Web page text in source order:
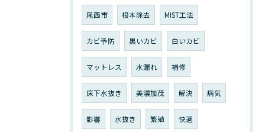
尾西市 根本除去 MIST工法
カビ予防 黒いカビ 白いカビ
マットレス 水漏れ 補修
床下水抜き 美濃加茂 解決 病気
影響 水抜き 繁殖 快適